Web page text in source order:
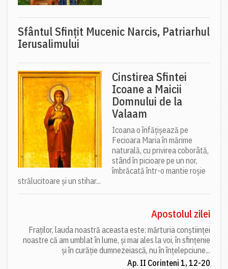
Sfântul Sfinţit Mucenic Narcis, Patriarhul
Ierusalimului
Cinstirea Sfintei
Icoane a Maicii
Domnului de la
Valaam
Icoana o înfățișează pe
Fecioara Maria în mărime
naturală, cu privirea coborâtă,
stând în picioare pe un nor,
îmbrăcată într-o mantie roșie
strălucitoare și un stihar...
Apostolul zilei
Fraților, lauda noastră aceasta este: mărturia conștiinței
noastre că am umblat în lume, și mai ales la voi, în sfințenie
și în curăție dumnezeiască, nu în înțelepciune...
Ap. II Corinteni 1, 12-20